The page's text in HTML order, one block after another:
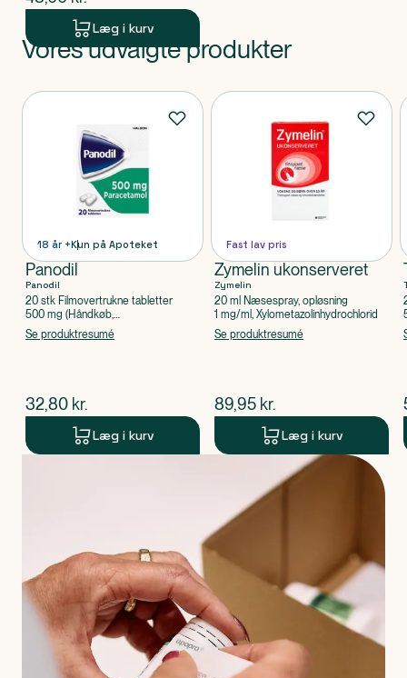
Læg i kurv
Produkt 1 af 0
Vores udvalgte produkter
Produkter
18 år +Kun på Apoteket
Panodil
Panodil
20 stk Filmovertrukne tabletter
500 mg (Håndkøb,
apoteksforbeholdt), Paracetamol
Se produktresumé
$nuværende pris
32,80 kr.
Læg i kurv
Fast lav pris
Zymelin ukonserveret
Zymelin
20 ml Næsespray, opløsning
1 mg/ml, Xylometazolinhydrochlorid
Se produktresumé
$nuværende pris
89,95 kr.
Læg i kurv